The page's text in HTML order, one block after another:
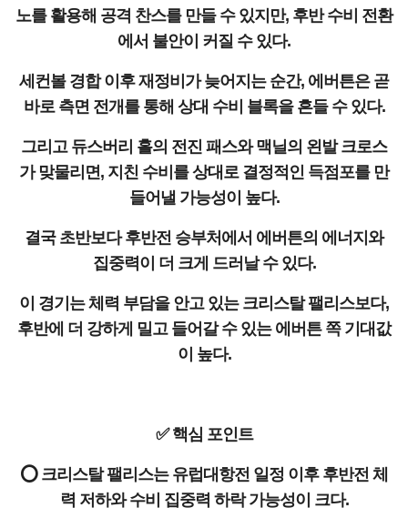
노를 활용해 공격 찬스를 만들 수 있지만, 후반 수비 전환
에서 불안이 커질 수 있다.
세컨볼 경합 이후 재정비가 늦어지는 순간, 에버튼은 곧
바로 측면 전개를 통해 상대 수비 블록을 흔들 수 있다.
그리고 듀스버리 홀의 전진 패스와 맥닐의 왼발 크로스
가 맞물리면, 지친 수비를 상대로 결정적인 득점포를 만
들어낼 가능성이 높다.
결국 초반보다 후반전 승부처에서 에버튼의 에너지와
집중력이 더 크게 드러날 수 있다.
이 경기는 체력 부담을 안고 있는 크리스탈 팰리스보다,
후반에 더 강하게 밀고 들어갈 수 있는 에버튼 쪽 기대값
이 높다.
✅ 핵심 포인트
⭕ 크리스탈 팰리스는 유럽대항전 일정 이후 후반전 체
력 저하와 수비 집중력 하락 가능성이 크다.